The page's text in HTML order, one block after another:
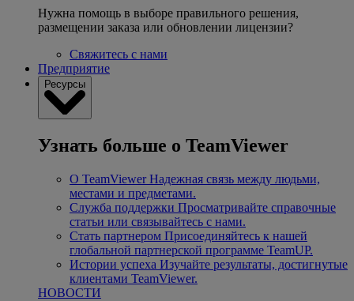
Нужна помощь в выборе правильного решения,
размещении заказа или обновлении лицензии?
Свяжитесь с нами
Предприятие
Ресурсы
Узнать больше о TeamViewer
О TeamViewer Надежная связь между людьми,
местами и предметами.
Служба поддержки Просматривайте справочные
статьи или связывайтесь с нами.
Стать партнером Присоединяйтесь к нашей
глобальной партнерской программе TeamUP.
Истории успеха Изучайте результаты, достигнутые
клиентами TeamViewer.
НОВОСТИ